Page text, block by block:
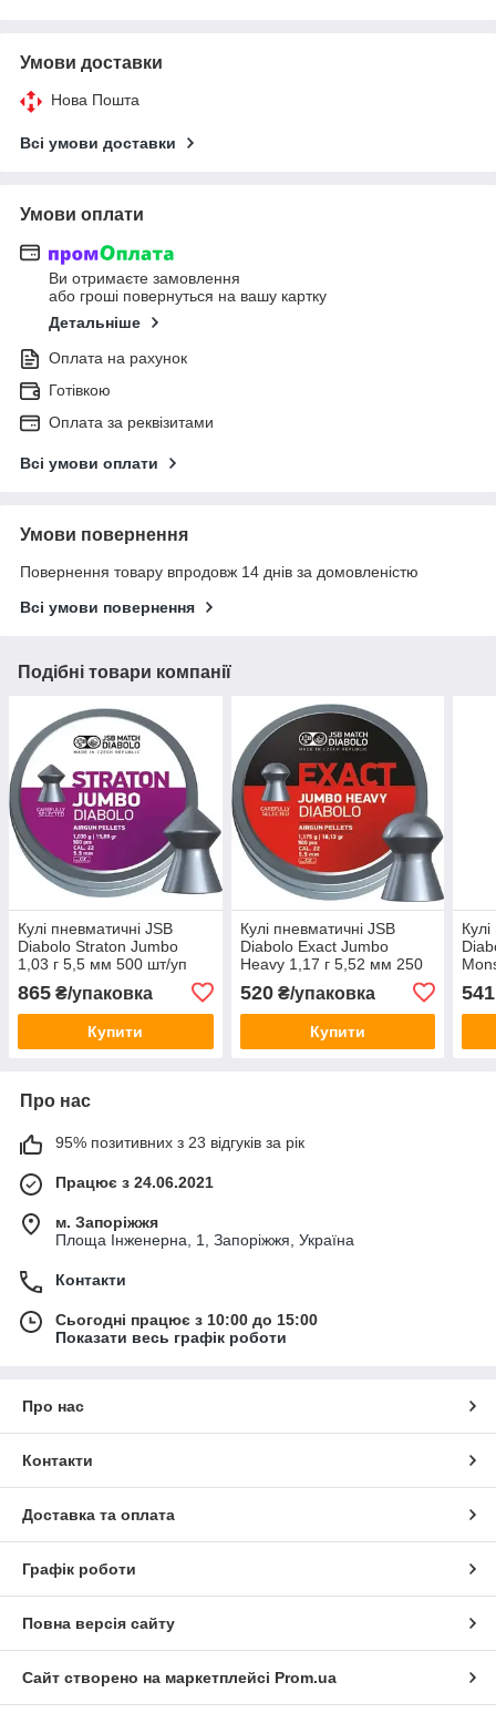
Умови доставки
Нова Пошта
Всі умови доставки
Умови оплати
Ви отримаєте замовлення
або гроші повернуться на вашу картку
Детальніше
Оплата на рахунок
Готівкою
Оплата за реквізитами
Всі умови оплати
Умови повернення
Повернення товару впродовж 14 днів за домовленістю
Всі умови повернення
Подібні товари компанії
Кулі пневматичні JSB
Diabolo Straton Jumbo
1,03 г 5,5 мм 500 шт/уп
865 ₴/упаковка
Купити
Кулі пневматичні JSB
Diabolo Exact Jumbo
Heavy 1,17 г 5,52 мм 250
520₴/упаковка
Купити
541
Про нас
95% позитивних з 23 відгуків за рік
Працює з 24.06.2021
м. Запоріжжя
Площа Інженерна, 1, Запоріжжя, Україна
Контакти
Сьогодні працює з 10:00 до 15:00
Показати весь графік роботи
Про нас
Контакти
Доставка та оплата
Графік роботи
Повна версія сайту
Сайт створено на маркетплейсі Prom.ua